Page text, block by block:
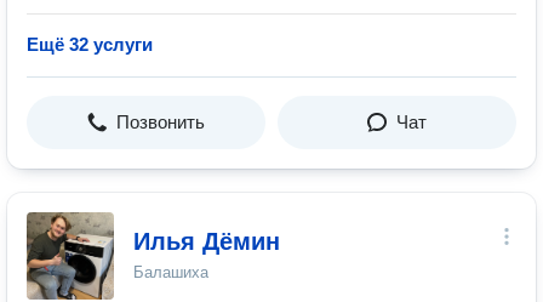
Ещё 32 услуги
Позвонить Чат
Илья Дёмин
Балашиха